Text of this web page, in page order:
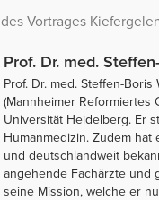
des Vortrages
Prof. Dr. med.
Prof. Dr. med. Steffen-
(Mannheimer Reformiertes
Universität Heidelberg. Er
Humanmedizin. Zudem
und deutschlandweit
angehende Fachärzte und
seine Mission, welche er